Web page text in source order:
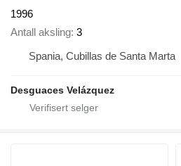
1996
Antall aksling 3
Spania, Cubillas de Santa Marta
Desguaces Velázquez